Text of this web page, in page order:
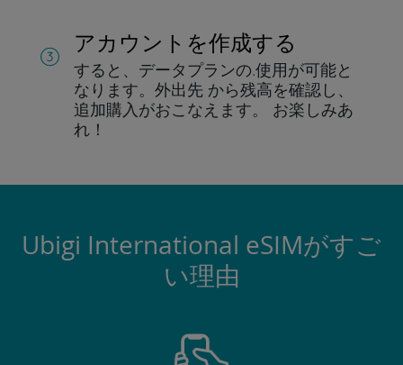
アカウントを作成する
すると、データプランの.使用が可能と
なります。 外出先 から残高を確認し、
追加購入がおこなえます。
お楽しみあ
れ！
Ubigi International eSIMがすご
い理由